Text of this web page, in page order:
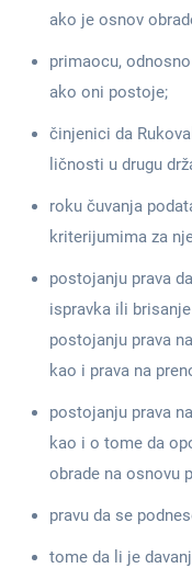
ako je osnov
primaocu,
ako oni postoje;
činjenici da
ličnosti u drugu
roku čuvanja
kriterijumima za
postojanju prava
ispravka ili
postojanju prava
kao i prava na
postojanju prava
kao i o tome da
obrade na osnovu
pravu da se
tome da li je